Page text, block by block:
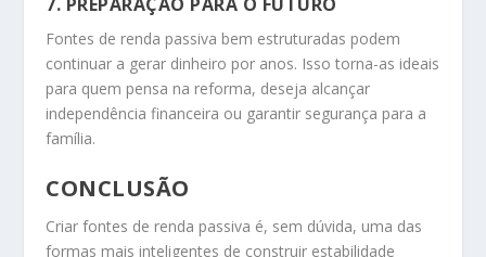
Fontes de renda passiva bem estruturadas podem
continuar a gerar dinheiro por anos. Isso torna-as ideais
para quem pensa na reforma, deseja alcançar
independência financeira ou garantir segurança para a
família.
CONCLUSÃO
Criar fontes de renda passiva é, sem dúvida, uma das
formas mais inteligentes de construir estabilidade